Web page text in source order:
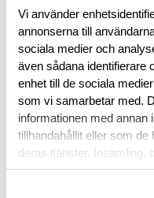
Vi använder
annonserna till
sociala medier och
även sådana identifierare
enhet till de sociala
som vi samarbetar med.
informationen med annan
tillhandahållit eller som
deras tjänster. Insamling,
personuppgifter kan
BESKRIVNING
RECENSIONER
OM VARUMÄRKET